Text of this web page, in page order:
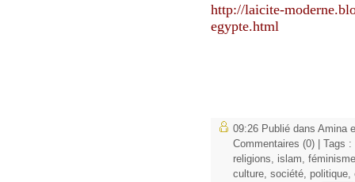
http://laicite-
egypte.html
09:26 Publié dans Amina
Commentaires (0) | Tags :
religions
islam
féminisme
culture société politique